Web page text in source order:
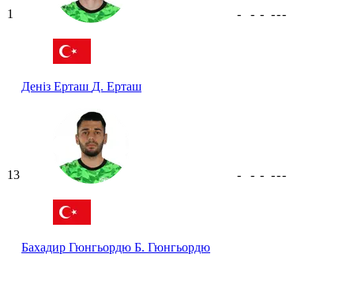
1
Деніз Ерташ Д. Ерташ
- - - ---
13
Бахадир Гюнгьордю Б. Гюнгьордю
- - - ---